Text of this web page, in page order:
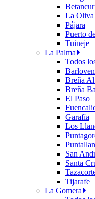
La Oliva
Pájara
Puerto
Tuineje
La Palma
Todos
Breña
Breña
El Paso
Garafía
Los
San
Santa
Tijarafe
La Gomera